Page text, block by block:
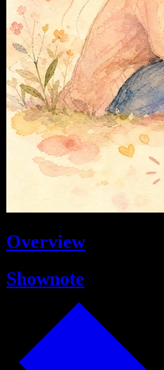
Overview
Shownote